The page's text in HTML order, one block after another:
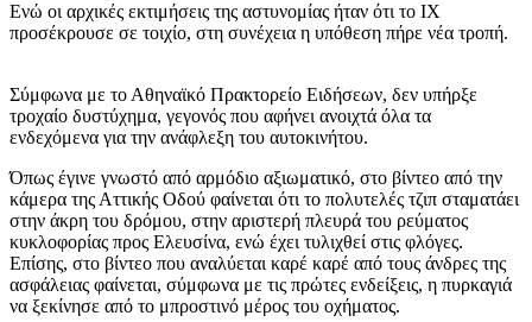
Ενώ οι αρχικές εκτιμήσεις της αστυνομίας ήταν ότι το ΙΧ
προσέκρουσε σε τοιχίο, στη συνέχεια η υπόθεση πήρε νέα τροπή.
Σύμφωνα με το Αθηναϊκό Πρακτορείο Ειδήσεων, δεν υπήρξε
τροχαίο δυστύχημα, γεγονός που αφήνει ανοιχτά όλα τα
ενδεχόμενα για την ανάφλεξη του αυτοκινήτου.
Όπως έγινε γνωστό από αρμόδιο αξιωματικό, στο βίντεο από την
κάμερα της Αττικής Οδού φαίνεται ότι το πολυτελές τζιπ σταματάει
στην άκρη του δρόμου, στην αριστερή πλευρά του ρεύματος
κυκλοφορίας προς Ελευσίνα, ενώ έχει τυλιχθεί στις φλόγες.
Επίσης, στο βίντεο που αναλύεται καρέ καρέ από τους άνδρες της
ασφάλειας φαίνεται, σύμφωνα με τις πρώτες ενδείξεις, η πυρκαγιά
να ξεκίνησε από το μπροστινό μέρος του οχήματος.